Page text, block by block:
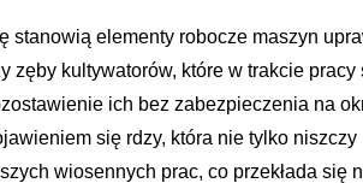
stanowią elementy robocze maszyn
zęby kultywatorów, które w trakcie
ich bez zabezpieczenia na
się rdzy, która nie tylko
wiosennych prac, co przekłada się